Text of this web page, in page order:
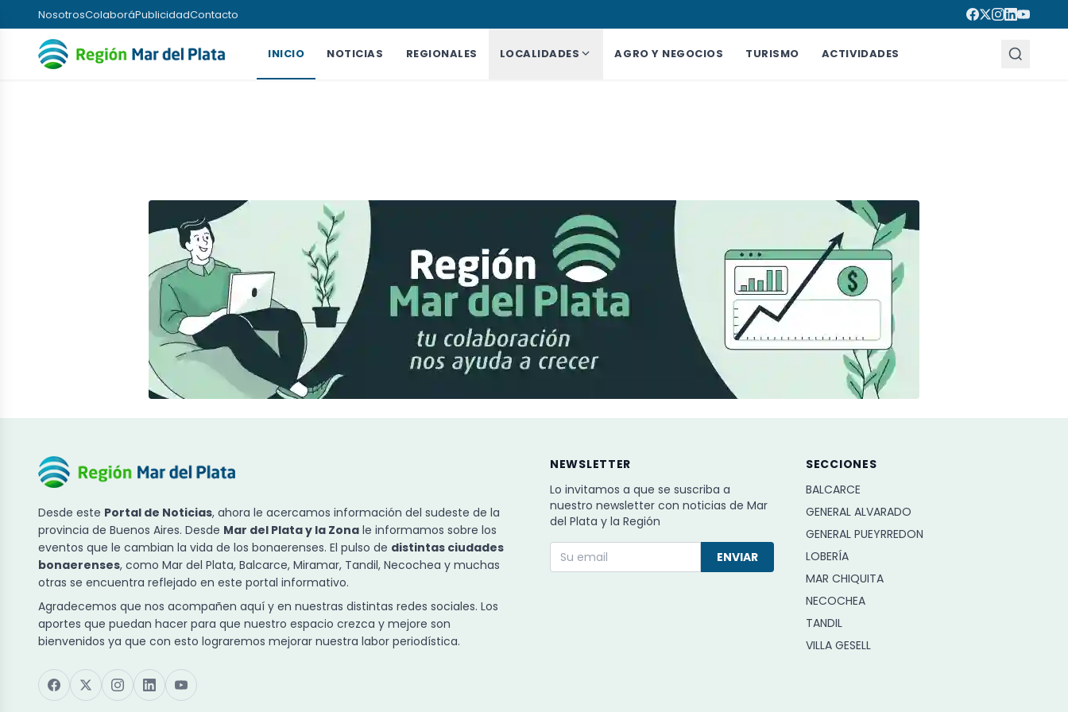
NosotrosColaboráPublicidadContacto
INICIO NOTICIAS REGIONALES LOCALIDADES AGRO Y NEGOCIOS TURISMO ACTIVIDADES
Desde este Portal de Noticias, ahora le acercamos información del sudeste de la
provincia de Buenos Aires. Desde Mar del Plata y la Zona le informamos sobre los
eventos que le cambian la vida de los bonaerenses. El pulso de distintas ciudades
bonaerenses, como Mar del Plata, Balcarce, Miramar, Tandil, Necochea y muchas
otras se encuentra reflejado en este portal informativo.
Agradecemos que nos acompañen aquí y en nuestras distintas redes sociales. Los
aportes que puedan hacer para que nuestro espacio crezca y mejore son
bienvenidos ya que con esto lograremos mejorar nuestra labor periodística.
NEWSLETTER
Lo invitamos a que se suscriba a
nuestro newsletter con noticias de Mar
del Plata y la Región
ENVIAR
SECCIONES
BALCARCE
GENERAL ALVARADO
GENERAL PUEYRREDON
LOBERÍA
MAR CHIQUITA
NECOCHEA
TANDIL
VILLA GESELL